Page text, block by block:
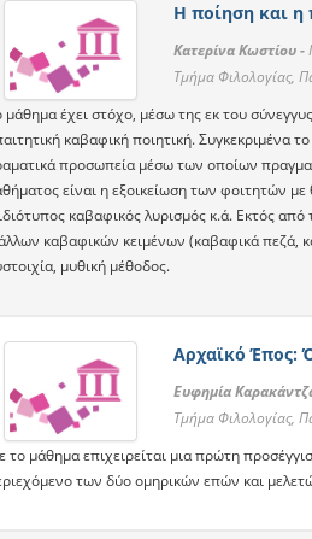
Η ποίηση και η
Κατερίνα Κωστίου -
Τμήμα Φιλολογίας,
μάθημα έχει στόχο, μέσω της εκ του
καβαφική ποιητική. Συγκεκριμένα
προσωπεία μέσω των οποίων
είναι η εξοικείωση των φοιτητών
καβαφικός λυρισμός κ.ά. Εκτός
καβαφικών κειμένων (καβαφικά πεζά,
μυθική μέθοδος.
Αρχαϊκό Έπος:
Ευφημία
Τμήμα Φιλολογίας,
το μάθημα επιχειρείται μια πρώτη
των δύο ομηρικών επών και